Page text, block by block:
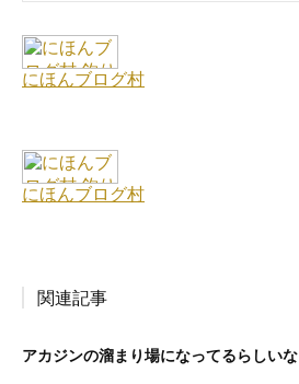
関連記事
アカジンの溜まり場になってるらしいな